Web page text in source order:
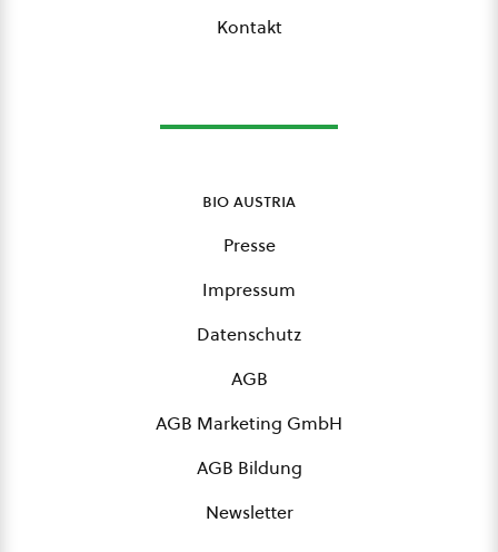
Kontakt
bio austria
Presse
Impressum
Datenschutz
AGB
AGB Marketing GmbH
AGB Bildung
Newsletter